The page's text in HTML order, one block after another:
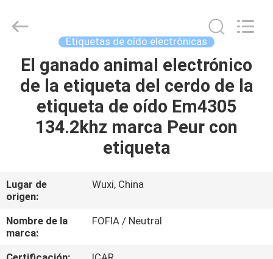
HOGAR
PRODUCTOS
SOBRE
NOSOTROS
VIAJE
Technology
Reserved.
Etiquetas de oído electrónicas
El ganado animal electrónico
de la etiqueta del cerdo de la
etiqueta de oído Em4305
134.2khz marca Peur con
etiqueta
Lugar de
origen:
Wuxi, China
Nombre de la
marca:
FOFIA / Neutral